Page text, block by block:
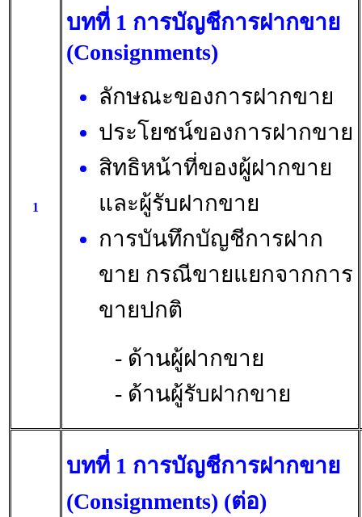
1
บทที่ 1 การบัญชีการฝากขาย
(Consignments)
ลักษณะของการฝากขาย
ประโยชน์ของการฝากขาย
สิทธิหน้าที่ของผู้ฝากขาย
และผู้รับฝากขาย
การบันทึกบัญชีการฝาก
ขาย กรณีขายแยกจากการ
ขายปกติ
- ด้านผู้ฝากขาย
- ด้านผู้รับฝากขาย
บทที่ 1 การบัญชีการฝากขาย
(Consignments) (ต่อ)